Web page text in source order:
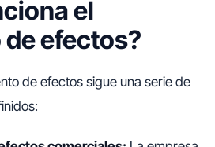
el
efectos?
de efectos sigue una serie de